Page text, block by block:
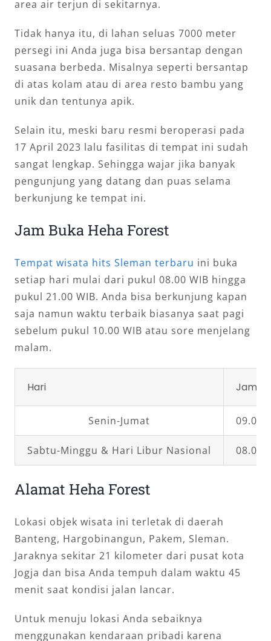
area air terjun di sekitarnya.
Tidak hanya itu, di lahan seluas 7000 meter
persegi ini Anda juga bisa bersantap dengan
suasana berbeda. Misalnya seperti bersantap
di atas kolam atau di area resto bambu yang
unik dan tentunya apik.
Selain itu, meski baru resmi beroperasi pada
17 April 2023 lalu fasilitas di tempat ini sudah
sangat lengkap. Sehingga wajar jika banyak
pengunjung yang datang dan puas selama
berkunjung ke tempat ini.
Jam Buka Heha Forest
Tempat wisata hits Sleman terbaru ini buka
setiap hari mulai dari pukul 08.00 WIB hingga
pukul 21.00 WIB. Anda bisa berkunjung kapan
saja namun waktu terbaik biasanya saat pagi
sebelum pukul 10.00 WIB atau sore menjelang
malam.
Hari Jam
Senin-Jumat 09.00
Sabtu-Minggu & Hari Libur Nasional 08.00
Alamat Heha Forest
Lokasi objek wisata ini terletak di daerah
Banteng, Hargobinangun, Pakem, Sleman.
Jaraknya sekitar 21 kilometer dari pusat kota
Jogja dan bisa Anda tempuh dalam waktu 45
menit saat kondisi jalan lancar.
Untuk menuju lokasi Anda sebaiknya
menggunakan kendaraan pribadi karena